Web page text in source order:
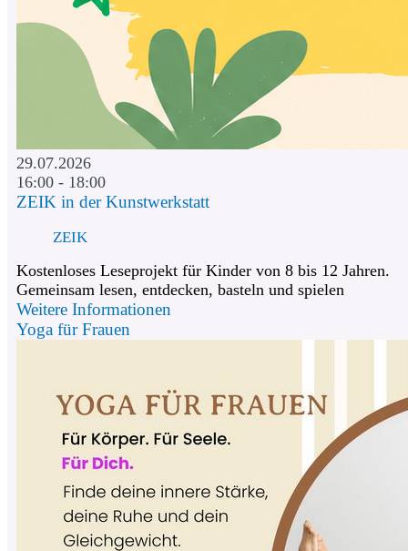
29.07.2026
16:00 - 18:00
ZEIK in der Kunstwerkstatt
ZEIK
Kostenloses Leseprojekt für Kinder von 8 bis 12 Jahren.
Gemeinsam lesen, entdecken, basteln und spielen
Weitere Informationen
Yoga für Frauen